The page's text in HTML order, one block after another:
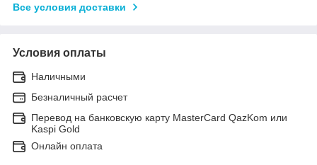
Все условия доставки
Условия оплаты
Наличными
Безналичный расчет
Перевод на банковскую карту MasterCard QazKom или
Kaspi Gold
Онлайн оплата